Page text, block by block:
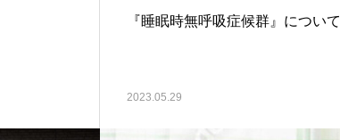
『睡眠時無呼吸症候群』について
2023.05.29